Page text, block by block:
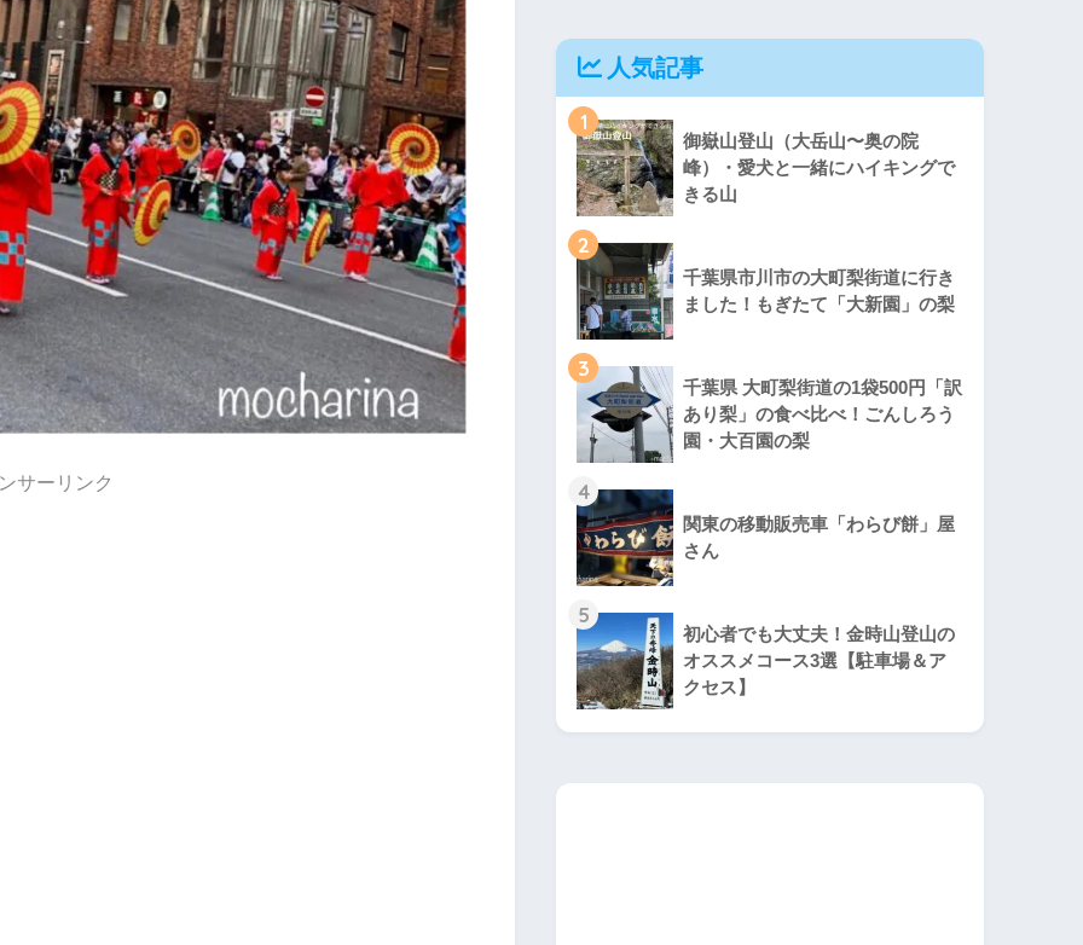
サーリンク
人気記事
1
御嶽山登山（大岳山〜奥の院
峰）・愛犬と一緒にハイキングで
きる山
2
千葉県市川市の大町梨街道に行き
ました！もぎたて「大新園」の梨
3
千葉県 大町梨街道の1袋500円「訳
あり梨」の食べ比べ！ごんしろう
園・大百園の梨
4
関東の移動販売車「わらび餅」屋
さん
5
初心者でも大丈夫！金時山登山の
オススメコース3選【駐車場＆ア
クセス】